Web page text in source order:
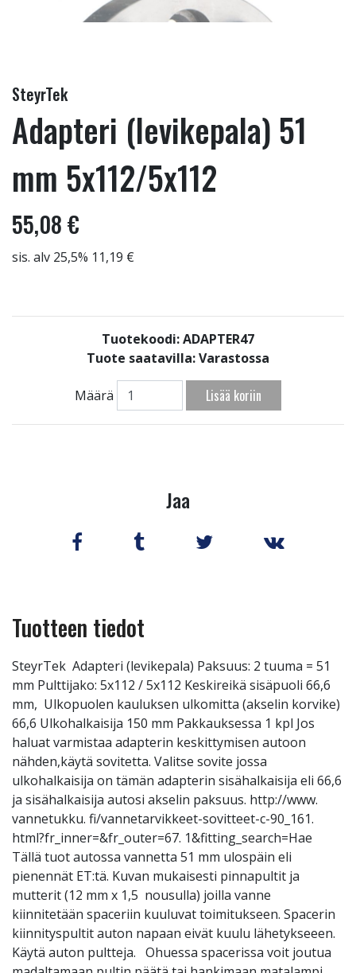
SteyrTek
Adapteri (levikepala) 51
mm 5x112/5x112
55,08 €
sis. alv 25,5% 11,19 €
Tuotekoodi: ADAPTER47
Tuote saatavilla:Varastossa
Määrä Lisää koriin
Jaa
Tuotteen tiedot
SteyrTek Adapteri (levikepala) Paksuus: 2 tuuma = 51
mm Pulttijako: 5x112 / 5x112 Keskireikä sisäpuoli 66,6
mm, Ulkopuolen kauluksen ulkomitta (akselin korvike)
66,6 Ulkohalkaisija 150 mm Pakkauksessa 1 kpl Jos
haluat varmistaa adapterin keskittymisen autoon
nähden,käytä sovitetta. Valitse sovite jossa
ulkohalkaisija on tämän adapterin sisähalkaisija eli 66,6
ja sisähalkaisija autosi akselin paksuus. http://www.
vannetukku. fi/vannetarvikkeet-sovitteet-c-90_161.
html?fr_inner=&fr_outer=67. 1&fitting_search=Hae
Tällä tuot autossa vannetta 51 mm ulospäin eli
pienennät ET:tä. Kuvan mukaisesti pinnapultit ja
mutterit (12 mm x 1,5 nousulla) joilla vanne
kiinnitetään spaceriin kuuluvat toimitukseen. Spacerin
kiinnityspultit auton napaan eivät kuulu lähetykseeen.
Käytä auton pultteja. Ohuessa spacerissa voit joutua